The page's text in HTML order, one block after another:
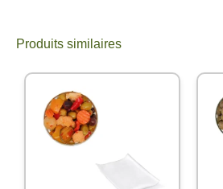
Produits similaires